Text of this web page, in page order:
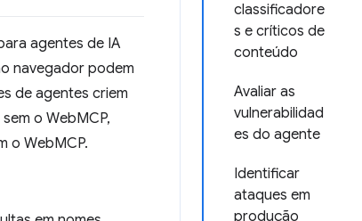
classificadore
s e críticos de
conteúdo
Avaliar as
vulnerabilidad
es do agente
Identificar
ataques em
produção
agentes de IA
navegador podem
de agentes criem
o WebMCP,
o WebMCP.